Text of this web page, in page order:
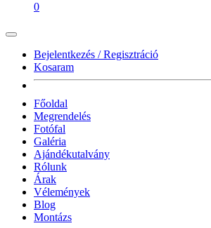
0
Bejelentkezés / Regisztráció
Kosaram
Főoldal
Megrendelés
Fotófal
Galéria
Ajándékutalvány
Rólunk
Árak
Vélemények
Blog
Montázs